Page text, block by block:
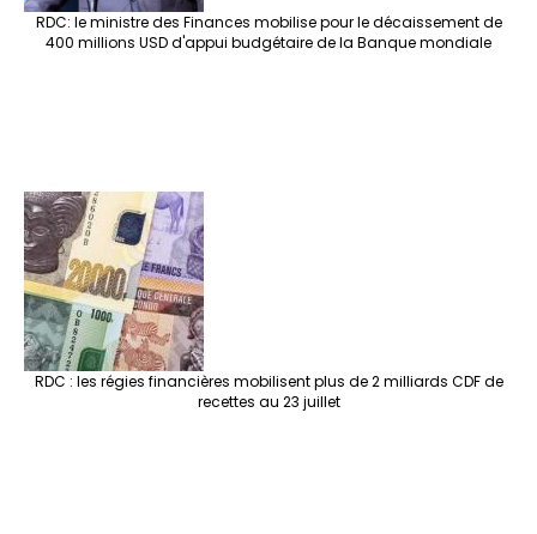
RDC: le ministre des Finances mobilise pour le décaissement de
400 millions USD d'appui budgétaire de la Banque mondiale
RDC : les régies financières mobilisent plus de 2 milliards CDF de
recettes au 23 juillet